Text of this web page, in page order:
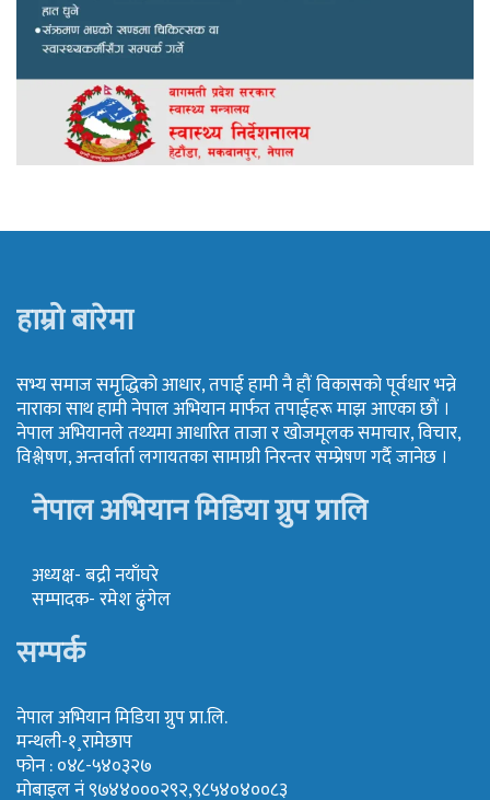
हाम्रो बारेमा
सभ्य समाज समृद्धिको आधार, तपाई हामी नै हौं विकासको पूर्वधार भन्ने
नाराका साथ हामी नेपाल अभियान मार्फत तपाईहरू माझ आएका छौं ।
नेपाल अभियानले तथ्यमा आधारित ताजा र खोजमूलक समाचार, विचार,
विश्लेषण, अन्तर्वार्ता लगायतका सामाग्री निरन्तर सम्प्रेषण गर्दै जानेछ ।
नेपाल अभियान मिडिया ग्रुप प्रालि
अध्यक्ष- बद्री नयाँघरे
सम्पादक- रमेश ढुंगेल
सम्पर्क
नेपाल अभियान मिडिया ग्रुप प्रा.लि.
मन्थली-१¸रामेछाप
फोन : ०४८-५४०३२७
मोबाइल नं ९७४४०००२९२,९८५४०४००८३